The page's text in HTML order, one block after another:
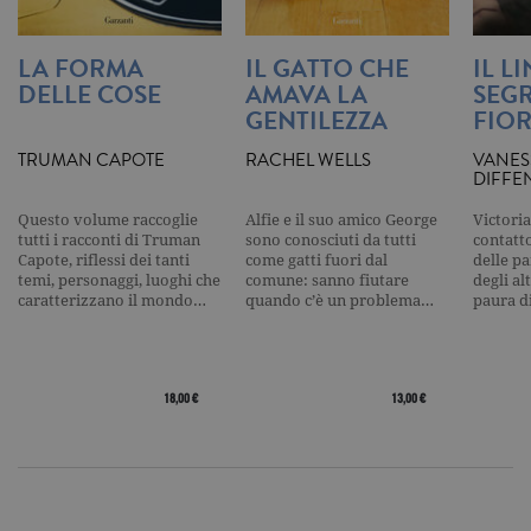
LA FORMA
DELLE COSE
TRUMAN CAPOTE
Questo volume raccoglie
tutti i racconti di Truman
Capote, riflessi dei tanti
temi, personaggi, luoghi che
caratterizzano il mondo…
18,00 €
IL GATTO CHE
AMAVA LA
GENTILEZZA
RACHEL WELLS
Alfie e il suo amico George
sono conosciuti da tutti
come gatti fuori dal
comune: sanno fiutare
quando c’è un problema…
13,00 €
IL
delle
degli
paura
pattern
impostato
Analytics,
l'elemento
pattern sul
nome
numero
univoco
cui si
una
del cookie
che viene
utilizzato
limitare la
quantità